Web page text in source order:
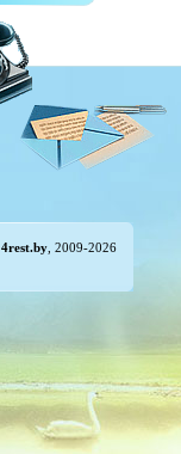
4rest.by , 2009-2026